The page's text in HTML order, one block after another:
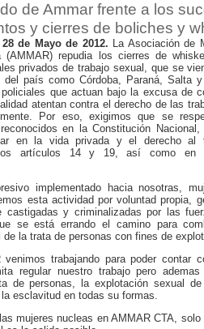
de Ammar frente a los
y cierres de boliches y
de Mayo de 2012. La Asociación de
(AMMAR) repudia los cierres de
privados de trabajo sexual, que se
del país como Córdoba, Paraná, Salta
policiales que actuan bajo la excusa de
atentan contra el derecho de las
Por eso, exigimos que se
en la Constitución
en la vida privada y el derecho al
artículos 14 y 19, así como en
implementado hacia nosotras,
esta actividad por voluntad propia,
castigadas y criminalizadas por las
se está errando el camino para
la trata de personas con fines de
venimos trabajando para poder contar
regular nuestro trabajo pero
de personas, la explotación sexual
esclavitud en todas su formas.
mujeres nucleas en AMMAR CTA,